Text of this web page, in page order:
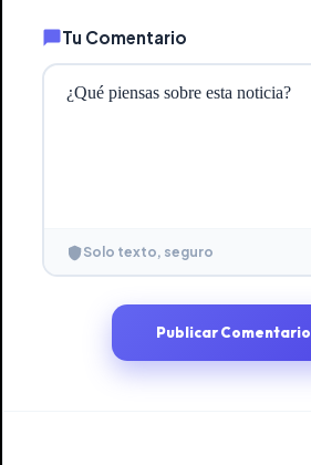
Tu Comentario
Solo texto, seguro
Publicar Comentario